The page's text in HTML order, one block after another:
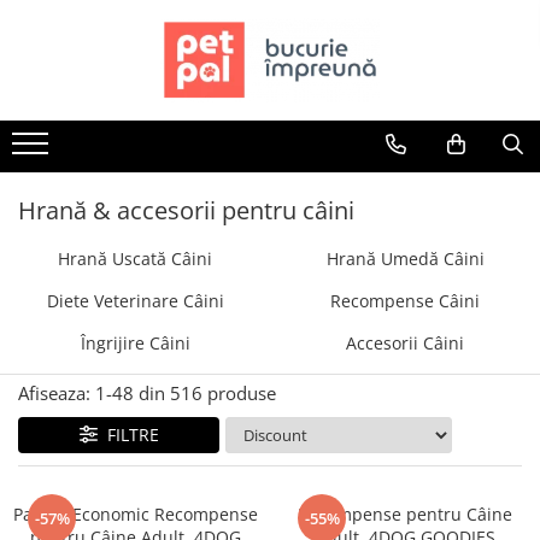
Câini
Hrană Uscată Câini
Câine Junior
Câine Senior
Hrană Umedă Câini
Câine Junior
Câine Adult
Diete Veterinare Câini
Umedă
Recompense Câini
Biscuiți
Hrană & accesorii pentru câini
Hrană Uscată Câini
Hrană Umedă Câini
Diete Veterinare Câini
Recompense Câini
Îngrijire Câini
Accesorii Câini
Afiseaza: 1-48 din 516 produse
FILTRE
-57%
Pachet Economic Recompense
-55%
Recompense pentru Câine